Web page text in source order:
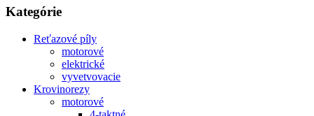
Kategórie
Reťazové píly
motorové
elektrické
vyvetvovacie
Krovinorezy
motorové